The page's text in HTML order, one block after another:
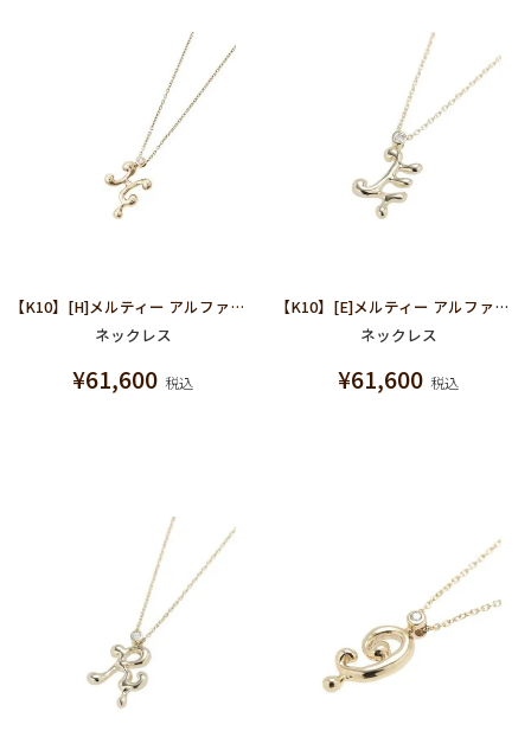
【K10】[H]メルティー アルファベット ネックレス
ネックレス
¥61,600 税込
【K10】[E]メルティー アルファベット ネックレス
ネックレス
¥61,600 税込